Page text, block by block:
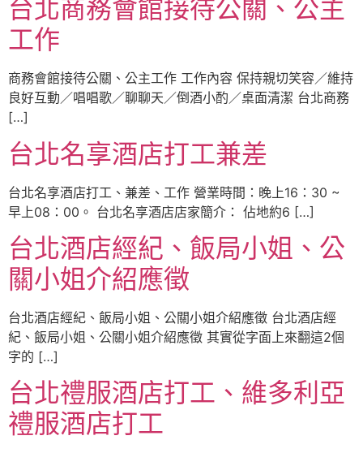
台北商務會館接待公關、公主
工作
商務會館接待公關、公主工作 工作內容 保持親切笑容／維持
良好互動／唱唱歌／聊聊天／倒酒小酌／桌面清潔 台北商務
[…]
台北名享酒店打工兼差
台北名享酒店打工、兼差、工作 營業時間：晚上16：30 ~
早上08：00。 台北名享酒店店家簡介： 佔地約6 […]
台北酒店經紀、飯局小姐、公
關小姐介紹應徵
台北酒店經紀、飯局小姐、公關小姐介紹應徵 台北酒店經
紀、飯局小姐、公關小姐介紹應徵 其實從字面上來翻這2個
字的 […]
台北禮服酒店打工、維多利亞
禮服酒店打工